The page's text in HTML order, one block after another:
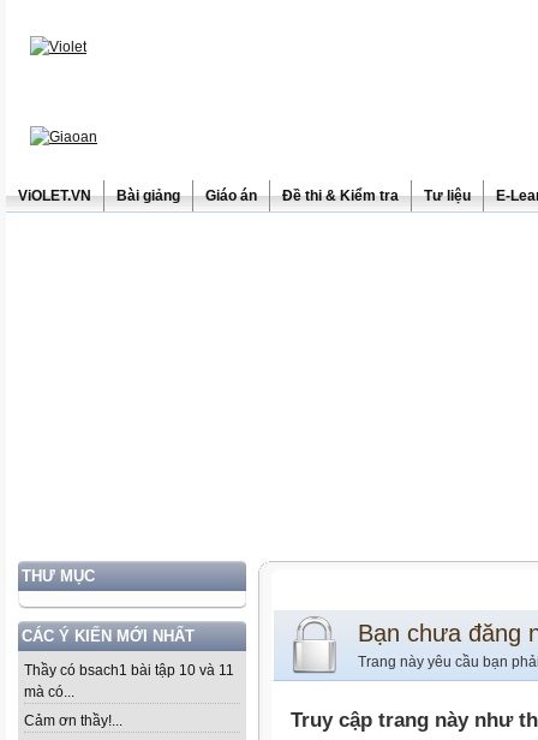
ViOLET.VN Bài giảng Giáo án Đề thi & Kiểm tra Tư liệu E-
THƯ MỤC
CÁC Ý KIẾN MỚI NHẤT
Thầy có bsach1 bài tập 10 và 11
mà có...
Cảm ơn thầy!...
Bạn chưa đăng
Trang này yêu cầu bạn
Truy cập trang này như